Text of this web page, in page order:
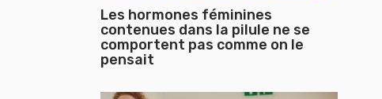
Les hormones féminines
contenues dans la pilule ne se
comportent pas comme on le
pensait